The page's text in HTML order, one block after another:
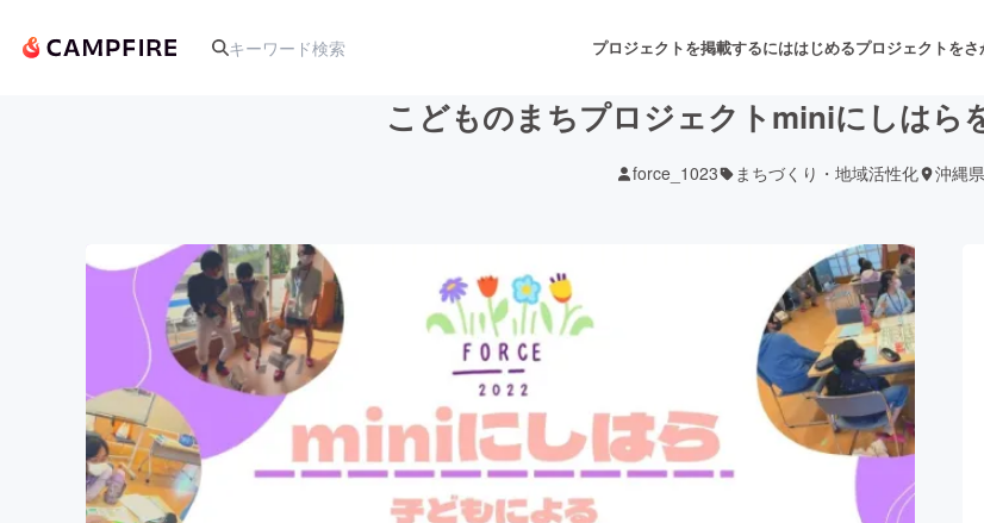
プロジェクトを掲載するにははじめるプロジェクトをさ
アート・写真 音楽 舞台・パフォ
テクノロジー・ガジェット フード・飲食
映像・映画 書籍・雑誌出版 アニメ・漫画
ビューティ
こどものまちプロジェクトminiにしはら
force_1023 まちづくり・地域活性化 沖縄県